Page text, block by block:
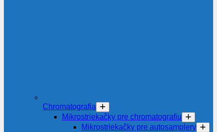
Chromatografia
Mikrostriekačky pre chromatografiu
Mikrostriekačky pre autosamplery